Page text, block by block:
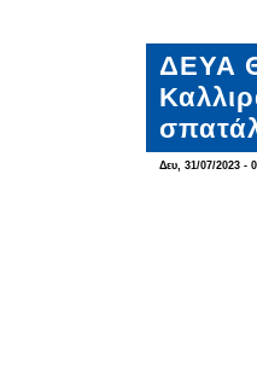
ΔΕΥΑ
Δευ, 31/07/2023 -